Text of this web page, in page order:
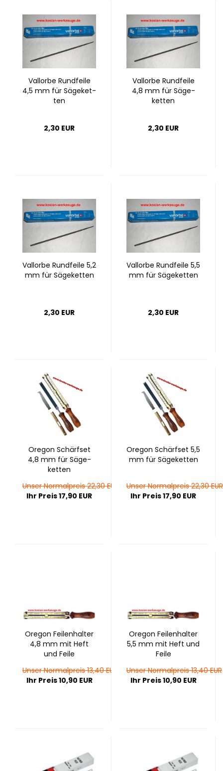
Vall­or­be Rund­fei­le
4,5 mm für Sä­ge­ket­
ten
2,30 EUR
Vall­or­be Rund­fei­le
4,8 mm für Sä­ge­
ket­ten
2,30 EUR
Vall­or­be Rund­fei­le 5,2
mm für Sä­ge­ket­ten
2,30 EUR
Vall­or­be Rund­fei­le 5,5
mm für Sä­ge­ket­ten
2,30 EUR
Ore­gon Schärfset
4,8 mm für Sä­ge­
ket­ten
Unser Normalpreis 22,30 EUR
Ihr Preis 17,90 EUR
Ore­gon Schärfset 5,5
mm für Sä­ge­ket­ten
Unser Normalpreis 22,30 EUR
Ihr Preis 17,90 EUR
Ore­gon Fei­len­hal­ter
4,8 mm mit Heft
und Feile
Unser Normalpreis 13,40 EUR
Ihr Preis 10,90 EUR
Ore­gon Fei­len­hal­ter
5,5 mm mit Heft und
Feile
Unser Normalpreis 13,40 EUR
Ihr Preis 10,90 EUR